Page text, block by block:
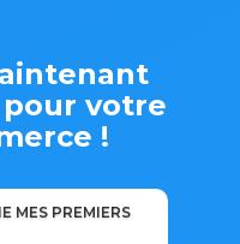
pour votre
!
MES PREMIERS